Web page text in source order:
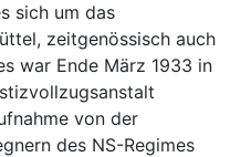
sich um das
zeitgenössisch auch
war Ende März 1933 in
von der
des NS-Regimes